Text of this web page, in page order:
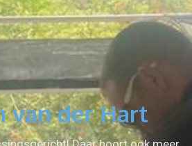
van der Hart